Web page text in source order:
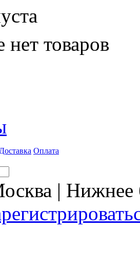
нет товаров
Доставка Оплата
|